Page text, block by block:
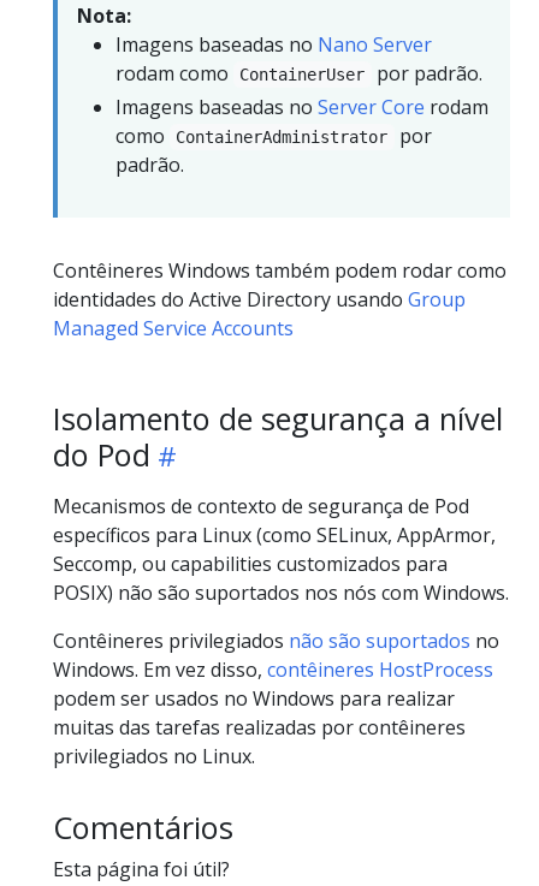
Nota:
Imagens baseadas no Nano Server
rodam como
ContainerUser
por padrão.
Imagens baseadas no Server Core rodam
como
ContainerAdministrator
por
padrão.
Contêineres Windows também podem rodar como
identidades do Active Directory usando Group
Managed Service Accounts
Isolamento de segurança a nível
do Pod
Mecanismos de contexto de segurança de Pod
específicos para Linux (como SELinux, AppArmor,
Seccomp, ou capabilities customizados para
POSIX) não são suportados nos nós com Windows.
Contêineres privilegiados não são suportados no
Windows. Em vez disso, contêineres HostProcess
podem ser usados no Windows para realizar
muitas das tarefas realizadas por contêineres
privilegiados no Linux.
Comentários
Esta página foi útil?